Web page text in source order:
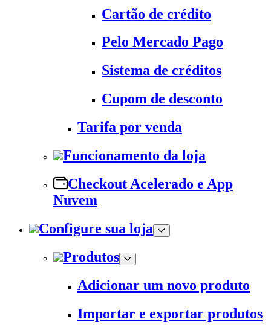
Cartão de crédito
Pelo Mercado Pago
Sistema de créditos
Cupom de desconto
Tarifa por venda
Funcionamento da loja
Checkout Acelerado e App
Nuvem
Configure sua loja
Produtos
Adicionar um novo produto
Importar e exportar produtos